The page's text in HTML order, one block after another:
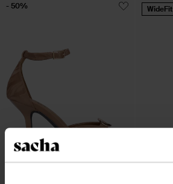
- 50% WideFit